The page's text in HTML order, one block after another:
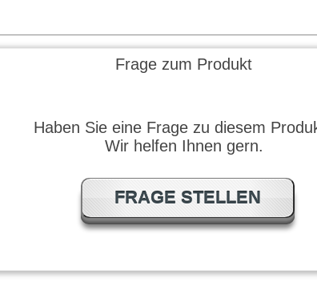
Frage zum Produkt
Haben Sie eine Frage zu diesem
Wir helfen Ihnen gern.
FRAGE STELLEN